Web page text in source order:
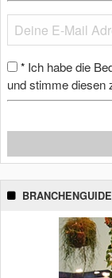
* Ich habe die
und stimme diesen
BRANCHENGUIDE